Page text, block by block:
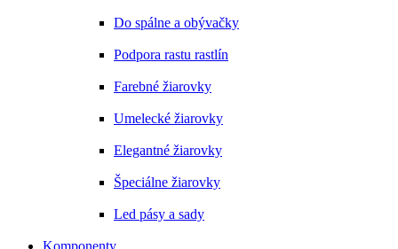
Do spálne a obývačky
Podpora rastu rastlín
Farebné žiarovky
Umelecké žiarovky
Elegantné žiarovky
Špeciálne žiarovky
Led pásy a sady
Komponenty